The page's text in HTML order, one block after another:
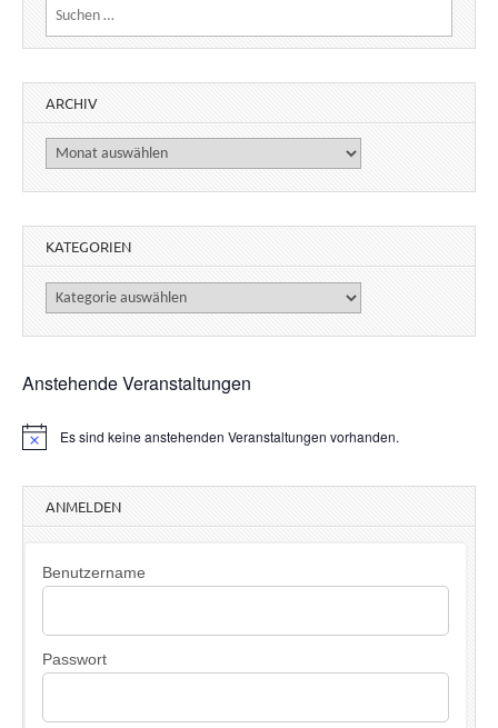
Suchen nach:
ARCHIV
Archiv
KATEGORIEN
Kategorien
Anstehende Veranstaltungen
H
i
Es sind keine anstehenden Veranstaltungen vorhanden.
ANMELDEN
Benutzername
Passwort